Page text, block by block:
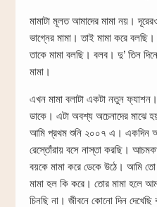
মামাটা মূলত আমাদের মামা নয়।
ভাগ্নের মামা। তাই মামা করে
তাকে মামা বলছি। বলব। দু’ তিন
মামা।
এখন মামা বলাটা একটা নতুন
ডাকে। এটা অবশ্য অচেনাদের মাঝে
আমি প্রথম শুনি ২০০৭ এ। একদিন
রেস্তোঁরায় বসে নাস্তা করছি।
বয়কে মামা করে ডেকে উঠে। আমি
মামা হল কি করে। তোর মামা হলে
চিনছি না। জীবনে কোনো দিন